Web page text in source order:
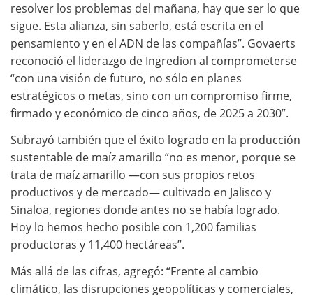
resolver los problemas del mañana, hay que ser lo que
sigue. Esta alianza, sin saberlo, está escrita en el
pensamiento y en el ADN de las compañías”. Govaerts
reconoció el liderazgo de Ingredion al comprometerse
“con una visión de futuro, no sólo en planes
estratégicos o metas, sino con un compromiso firme,
firmado y económico de cinco años, de 2025 a 2030”.
Subrayó también que el éxito logrado en la producción
sustentable de maíz amarillo “no es menor, porque se
trata de maíz amarillo —con sus propios retos
productivos y de mercado— cultivado en Jalisco y
Sinaloa, regiones donde antes no se había logrado.
Hoy lo hemos hecho posible con 1,200 familias
productoras y 11,400 hectáreas”.
Más allá de las cifras, agregó: “Frente al cambio
climático, las disrupciones geopolíticas y comerciales,